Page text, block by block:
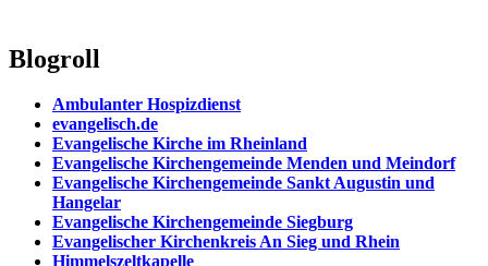
Blogroll
Ambulanter Hospizdienst
evangelisch.de
Evangelische Kirche im Rheinland
Evangelische Kirchengemeinde Menden und Meindorf
Evangelische Kirchengemeinde Sankt Augustin und
Hangelar
Evangelische Kirchengemeinde Siegburg
Evangelischer Kirchenkreis An Sieg und Rhein
Himmelszeltkapelle